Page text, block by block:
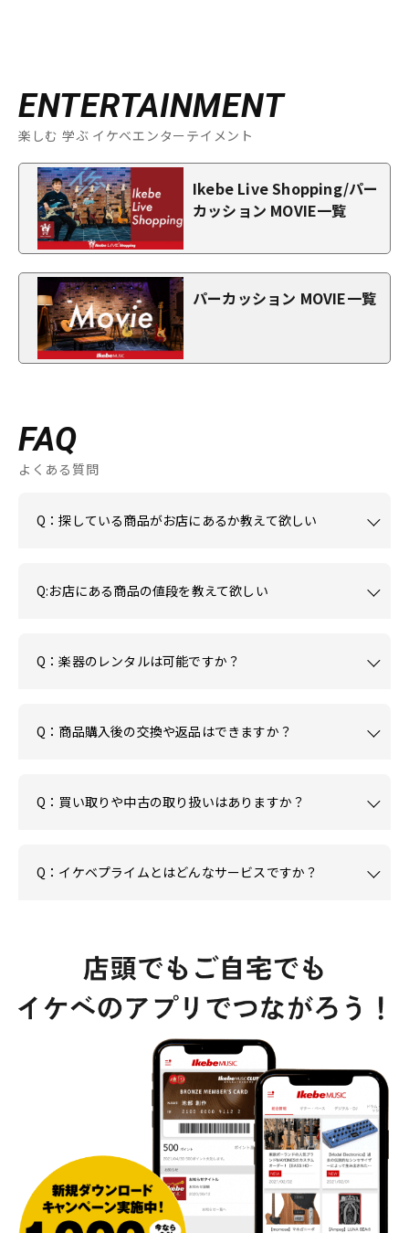
ENTERTAINMENT
楽しむ 学ぶ イケベエンターテイメント
Ikebe Live Shopping/パー
カッション MOVIE一覧
パーカッション MOVIE一覧
FAQ
よくある質問
Q：探している商品がお店にあるか教えて欲しい
Q:お店にある商品の値段を教えて欲しい
Q：楽器のレンタルは可能ですか？
Q：商品購入後の交換や返品はできますか？
Q：買い取りや中古の取り扱いはありますか？
Q：イケベプライムとはどんなサービスですか？